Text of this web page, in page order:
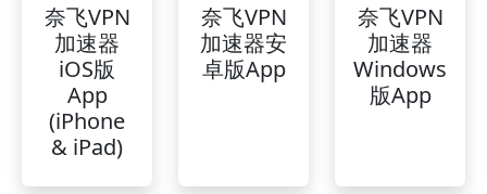
奈飞VPN
加速器
iOS版
App
(iPhone
& iPad)
奈飞VPN
加速器安
卓版App
奈飞VPN
加速器
Windows
版App